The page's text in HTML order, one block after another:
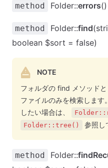
method Folder::errors()
method Folder::find
boolean $sort = false)
NOTE
フォルダの find メソッド
ファイルのみを検索しま
したい場合は、
Folder::tree() 参照し
method Folder::